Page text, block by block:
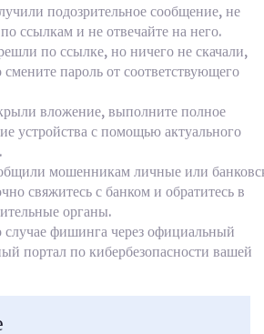
подозрительное сообщение, не
ссылкам и не отвечайте на него.
по ссылке, но ничего не скачали,
пароль от соответствующего
вложение, выполните полное
устройства с помощью актуального
мошенникам личные или
свяжитесь с банком и обратитесь в
органы.
фишинга через официальный
портал по кибербезопасности вашей